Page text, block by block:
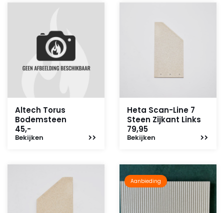
Altech Torus
Bodemsteen
45,-
Bekijken
Heta Scan-Line 7
Steen Zijkant Links
79,95
Bekijken
Aanbieding